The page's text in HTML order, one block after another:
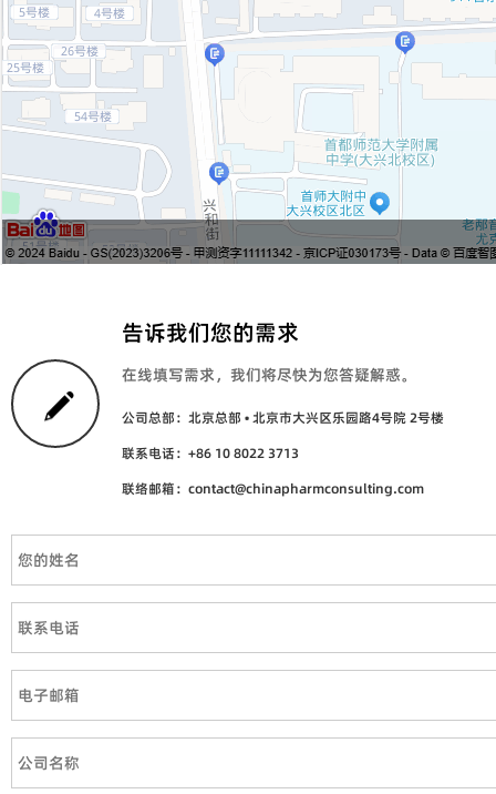
告诉我们您的需求
在线填写需求，我们将尽快为您答疑解惑。
公司总部：北京总部 • 北京市大兴区乐园路4号院 2号楼
联系电话：+86 10 8022 3713
联络邮箱：contact@chinapharmconsulting.com